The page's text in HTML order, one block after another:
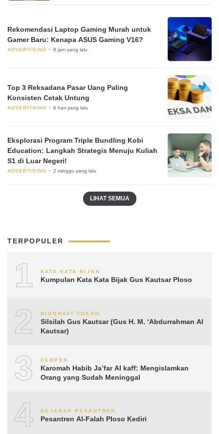
Rekomendasi Laptop Gaming Murah untuk
Gamer Baru: Kenapa ASUS Gaming V16?
ADVERTISING 8 jam yang lalu
Top 3 Reksadana Pasar Uang Paling
Konsisten Cetak Untung
ADVERTISING 6 hari yang lalu
Eksplorasi Program Triple Bundling Kobi
Education: Langkah Strategis Menuju Kuliah
S1 di Luar Negeri!
ADVERTISING 2 minggu yang lalu
LIHAT SEMUA
TERPOPULER
1 KATA KATA BIJAK
Kumpulan Kata Kata Bijak Gus Kautsar Ploso
2 BIOGRAFI TOKOH
Silsilah Gus Kautsar (Gus H. M. ‘Abdurrahman Al
Kautsar)
3 CERPEN
Karomah Habib Ja’far Al kaff: Mengislamkan
Orang yang Sudah Meninggal
4 SEJARAH PESANTREN
Pesantren Al-Falah Ploso Kediri